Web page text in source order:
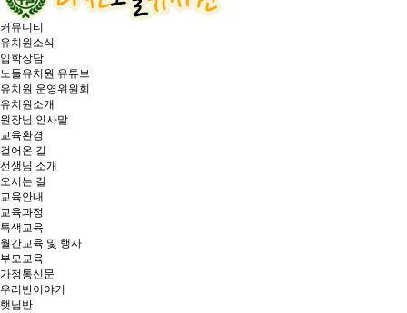
커뮤니티
유치원소식
입학상담
노들유치원 유튜브
유치원 운영위원회
유치원소개
원장님 인사말
교육환경
걸어온 길
선생님 소개
오시는 길
교육안내
교육과정
특색교육
월간교육 및 행사
부모교육
가정통신문
우리반이야기
햇님반